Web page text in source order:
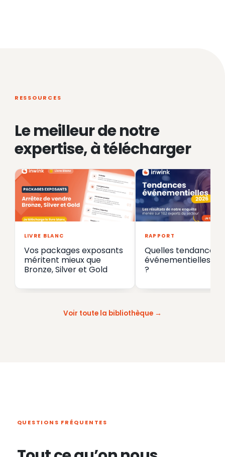
RESSOURCES
Le meilleur de notre
expertise, à télécharger
LIVRE BLANC
Vos packages exposants
méritent mieux que
Bronze, Silver et Gold
RAPPORT
Quelles tendances
événementielles en
?
Voir toute la bibliothèque
QUESTIONS FRÉQUENTES